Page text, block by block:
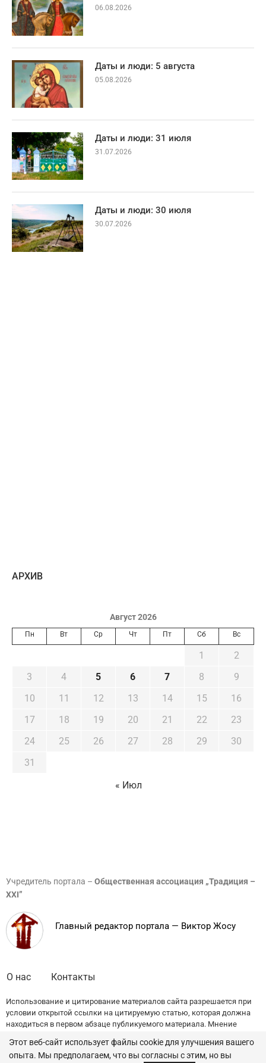
06.08.2026
Даты и люди: 5 августа
05.08.2026
Даты и люди: 31 июля
31.07.2026
Даты и люди: 30 июля
30.07.2026
AРХИВ
Август 2026
Пн Вт Ср Чт Пт Сб Вс
1
2
3
4 5 6 7 8
9
10
11 12 13 14 15
16
17
18 19 20 21 22
23
24
25 26 27 28 29
30
31
« Июл
Учредитель портала – Общественная ассоциация „Традиция –
XXI”
Главный редактор портала — Виктор Жосу
О нас Контакты
Использование и цитирование материалов сайта разрешается при
условии открытой ссылки на цитируемую статью, которая должна
находиться в первом абзаце публикуемого материала. Мнение
Этот веб-сайт использует файлы cookie для улучшения вашего
опыта. Мы предполагаем, что вы согласны с этим, но вы